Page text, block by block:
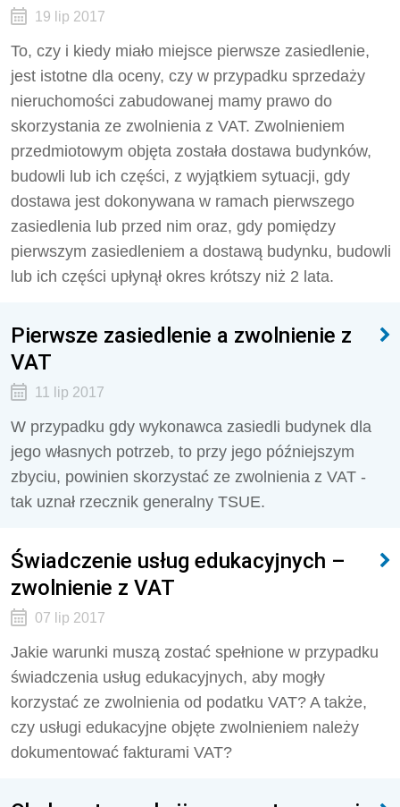
19 lip 2017
To, czy i kiedy miało miejsce pierwsze zasiedlenie,
jest istotne dla oceny, czy w przypadku sprzedaży
nieruchomości zabudowanej mamy prawo do
skorzystania ze zwolnienia z VAT. Zwolnieniem
przedmiotowym objęta została dostawa budynków,
budowli lub ich części, z wyjątkiem sytuacji, gdy
dostawa jest dokonywana w ramach pierwszego
zasiedlenia lub przed nim oraz, gdy pomiędzy
pierwszym zasiedleniem a dostawą budynku, budowli
lub ich części upłynął okres krótszy niż 2 lata.
Pierwsze zasiedlenie a zwolnienie z
VAT
11 lip 2017
W przypadku gdy wykonawca zasiedli budynek dla
jego własnych potrzeb, to przy jego późniejszym
zbyciu, powinien skorzystać ze zwolnienia z VAT -
tak uznał rzecznik generalny TSUE.
Świadczenie usług edukacyjnych –
zwolnienie z VAT
07 lip 2017
Jakie warunki muszą zostać spełnione w przypadku
świadczenia usług edukacyjnych, aby mogły
korzystać ze zwolnienia od podatku VAT? A także,
czy usługi edukacyjne objęte zwolnieniem należy
dokumentować fakturami VAT?